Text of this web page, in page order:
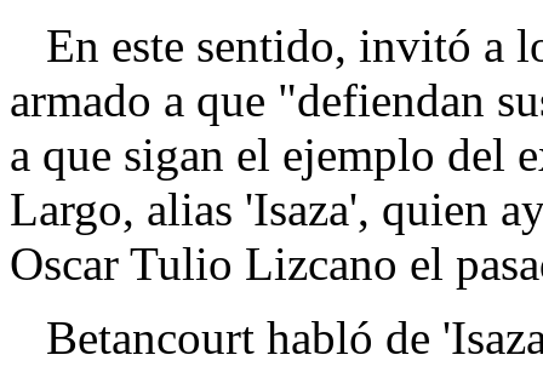
En este sentido, invitó a
armado a que "defiendan
a que sigan el ejemplo del
Largo, alias 'Isaza', quien
Oscar Tulio Lizcano el
Betancourt habló de